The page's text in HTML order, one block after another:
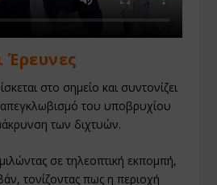
Έρευνες
στο σημείο και συντονίζει
απεγκλωβισμό του υποβρυχίου
των διχτυών.
σε τηλεοπτική εκπομπή,
τονίζοντας πως η περιοχή